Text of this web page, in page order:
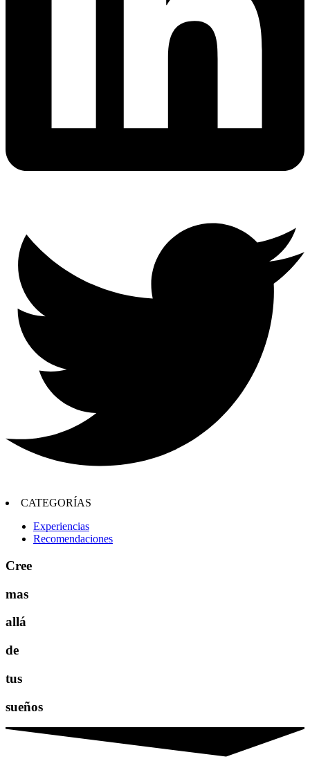
CATEGORÍAS
Experiencias
Recomendaciones
Cree
mas
allá
de
tus
sueños